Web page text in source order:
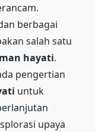
berbagai
salah satu
hayati.
pengertian
untuk
upaya